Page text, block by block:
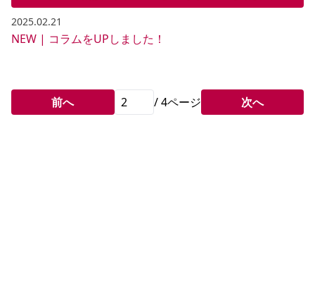
2025.02.21
NEW | コラムをUPしました！
前へ /4ページ 次へ